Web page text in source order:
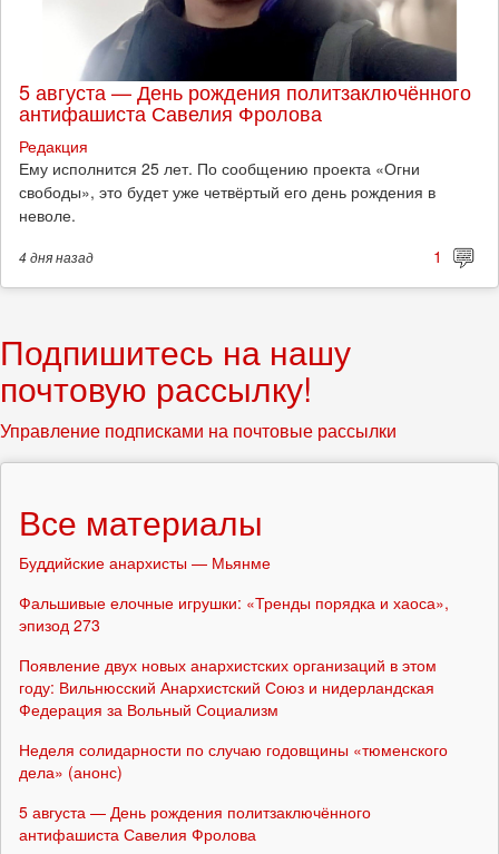
5 августа — День рождения политзаключённого
антифашиста Савелия Фролова
Редакция
Ему исполнится 25 лет. По сообщению проекта «Огни
свободы», это будет уже четвёртый его день рождения в
неволе.
4 дняназад 1
Подпишитесь на нашу
почтовую рассылку!
Управление подписками на почтовые рассылки
Все материалы
Буддийские анархисты — Мьянме
Фальшивые елочные игрушки: «Тренды порядка и хаоса»,
эпизод 273
Появление двух новых анархистских организаций в этом
году: Вильнюсский Анархистский Союз и нидерландская
Федерация за Вольный Социализм
Неделя солидарности по случаю годовщины «тюменского
дела» (анонс)
5 августа — День рождения политзаключённого
антифашиста Савелия Фролова